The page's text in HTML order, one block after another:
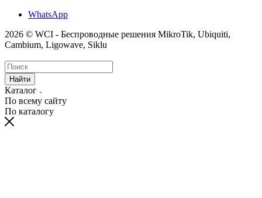
WhatsApp
2026 © WCI - Беспроводные решения MikroTik, Ubiquiti,
Cambium, Ligowave, Siklu
Найти
Каталог
По всему сайту
По каталогу